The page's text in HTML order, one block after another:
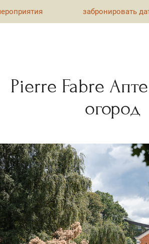
забронировать дату Вашего
Pierre Fabre
огород